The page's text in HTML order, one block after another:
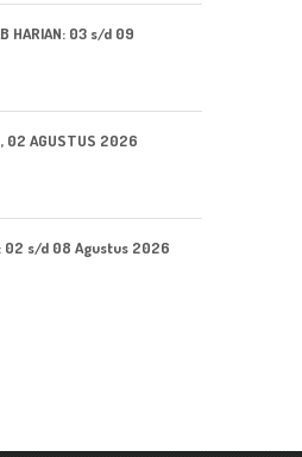
HARIAN: 03 s/d 09
02 AGUSTUS 2026
02 s/d 08 Agustus 2026